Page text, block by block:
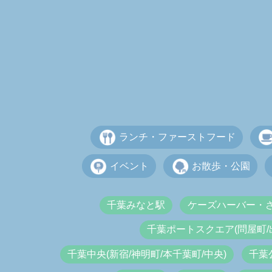
ランチ・ファーストフード
イベント お散歩・公園
千葉みなと駅 ケーズハーバー・
千葉ポートスクエア(問屋町/
千葉中央(新宿/神明町/本千葉町/中央) 千葉